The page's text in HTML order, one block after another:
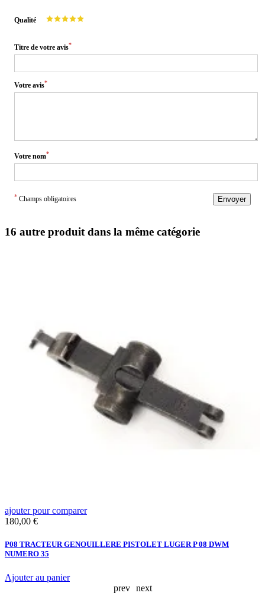
Qualité
Titre de votre avis*
Votre avis*
Votre nom*
* Champs obligatoires Envoyer
16 autre produit dans la même catégorie
ajouter pour comparer
Prix
180,00 €
P08 TRACTEUR GENOUILLERE PISTOLET LUGER P 08 DWM
NUMERO 35
Ajouter au panier
prev next